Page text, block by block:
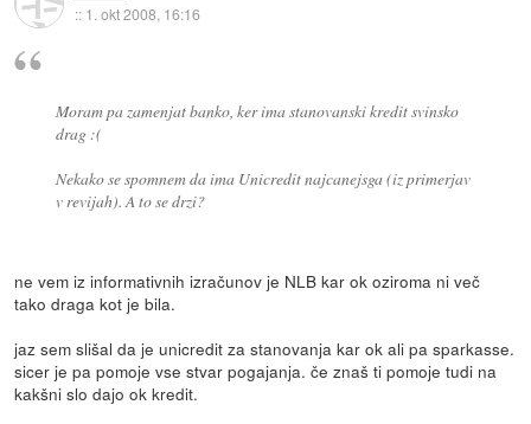
:: 1. okt 2008, 16:16
Moram pa zamenjat banko, ker ima stanovanski kredit svinsko
drag :(
Nekako se spomnem da ima Unicredit najcanejsga (iz primerjav
v revijah). A to se drzi?
ne vem iz informativnih izračunov je NLB kar ok oziroma ni več
tako draga kot je bila.
jaz sem slišal da je unicredit za stanovanja kar ok ali pa sparkasse.
sicer je pa pomoje vse stvar pogajanja. če znaš ti pomoje tudi na
kakšni slo dajo ok kredit.